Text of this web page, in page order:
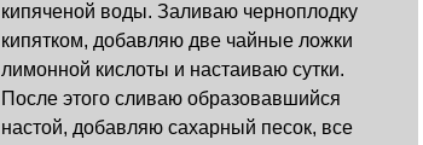
кипяченой воды. Заливаю черноплодку
кипятком, добавляю две чайные ложки
лимонной кислоты и настаиваю сутки.
После этого сливаю образовавшийся
настой, добавляю сахарный песок, все